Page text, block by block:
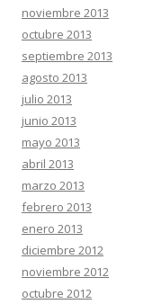
noviembre 2013
octubre 2013
septiembre 2013
agosto 2013
julio 2013
junio 2013
mayo 2013
abril 2013
marzo 2013
febrero 2013
enero 2013
diciembre 2012
noviembre 2012
octubre 2012